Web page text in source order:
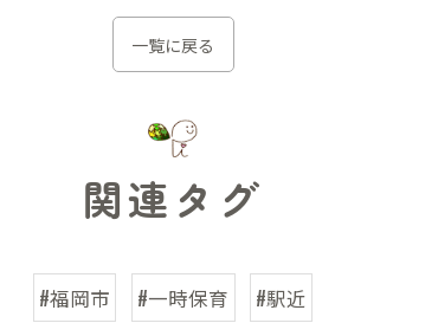
一覧に戻る
関連タグ
#福岡市 #一時保育 #駅近